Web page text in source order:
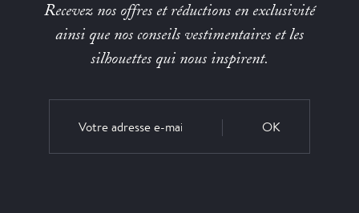
Recevez nos offres et réductions en exclusivité
ainsi que nos conseils vestimentaires et les
silhouettes qui nous inspirent.
OK